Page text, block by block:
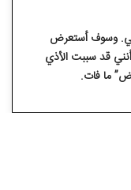
وسوف أستعرض
قد سببت الأذي
ما فات.